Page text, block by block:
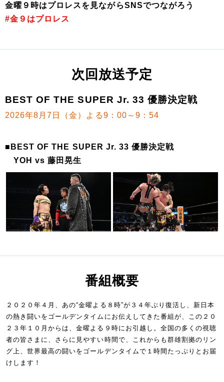
金曜９時はプロレスを見ながらSNSでつながろう
#金９はプロレス
次回放送予定
BEST OF THE SUPER Jr. 33 優勝決定戦
2026年8月7日（金）よる9：00～9：54
■BEST OF THE SUPER Jr. 33 優勝決定戦
YOH vs 藤田晃生
番組概要
２０２０年４月、あの“金曜よる８時”が３４年ぶり復活し、新日本
の熱き闘いをゴールデンタイムにお伝えしてきた番組が、この２０
２３年１０月からは、金曜よる９時にお引越し。全国の多くの視聴
者の皆さまに、さらに見やすい時間で、これからも群雄割拠のリン
グ上、世界最高の闘いをゴールデンタイムで１時間たっぷりとお届
けします！